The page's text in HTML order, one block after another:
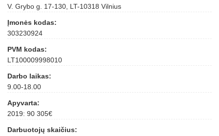
V. Grybo g. 17-130, LT-10318 Vilnius
Įmonės kodas:
303230924
PVM kodas:
LT100009998010
Darbo laikas:
9.00-18.00
Apyvarta:
2019: 90 305€
Darbuotojų skaičius: